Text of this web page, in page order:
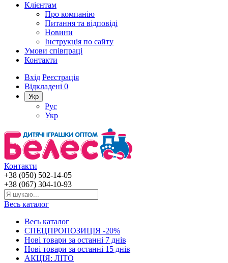
Клієнтам
Про компанію
Питання та відповіді
Новини
Інструкція по сайту
Умови співпраці
Контакти
Вхід Реєстрація
Відкладені 0
Укр
Рус
Укр
Контакти
+38 (050) 502-14-05
+38 (067) 304-10-93
Весь каталог
Весь каталог
СПЕЦПРОПОЗИЦІЯ -20%
Нові товари за останнi 7 днiв
Нові товари за останнi 15 днiв
АКЦІЯ: ЛІТО